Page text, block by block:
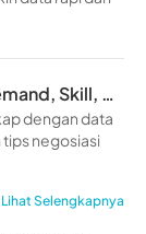
Skill, &
dengan data
negosiasi
Lihat Selengkapnya